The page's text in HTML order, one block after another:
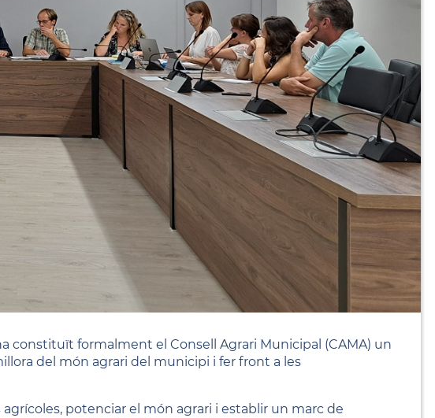
constituït formalment el Consell Agrari Municipal (CAMA) un
del món agrari del municipi i fer front a les
potenciar el món agrari i establir un marc de